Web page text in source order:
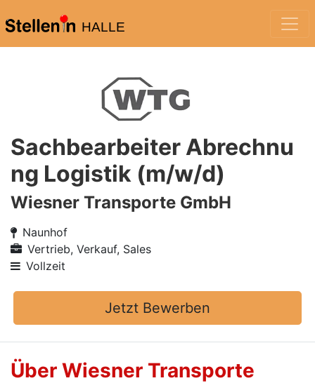
HALLE
Sachbearbeiter Abrechnu
ng Logistik (m/w/d)
Wiesner Transporte GmbH
Naunhof
Vertrieb, Verkauf, Sales
Vollzeit
Jetzt Bewerben
Über Wiesner Transporte